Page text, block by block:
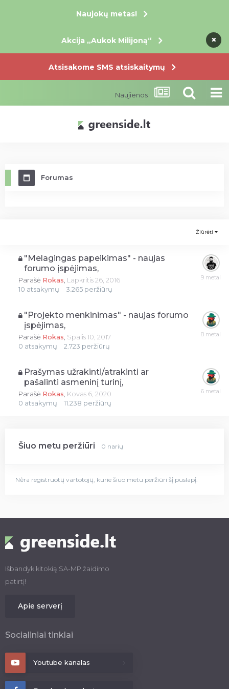
Naujokų metas!
×
Akcija „Aukok Milijoną“ ×
Atsisakome SMS atsiskaitymų
×
Naujienos
Forumas
Žiūrėti
"Melagingas papeikimas" - naujas
forumo įspėjimas,
Parašė Rokas Lapkritis 26, 2016
10 atsakymų 3.265 peržiūrų
"Projekto menkinimas" - naujas forumo
įspėjimas,
Parašė Rokas Spalis 10, 2017
0 atsakymų 2.723 peržiūrų
Prašymas užrakinti/atrakinti ar
pašalinti asmeninį turinį,
Parašė Rokas Kovas 6, 2020
0 atsakymų 11.238 peržiūrų
Šiuo metu peržiūri 0 narių
Nėra registruotų vartotojų, kurie šiuo metu peržiūri šį puslapį.
Išbandyk kitokią SA-MP žaidimo
patirtį!
Apie serverį
Socialiniai tinklai
Youtube kanalas